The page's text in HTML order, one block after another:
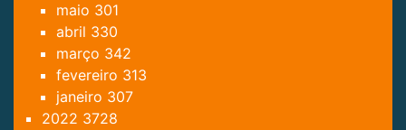
maio 301
abril 330
março 342
fevereiro 313
janeiro 307
2022 3728